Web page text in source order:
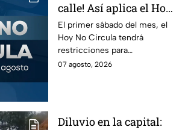
calle! Así aplica el Hoy
No Circula el primer
sábado del mes
El primer sábado del mes, el
Hoy No Circula tendrá
restricciones para
determinados vehículos en la
07 agosto, 2026
Diluvio en la capital: